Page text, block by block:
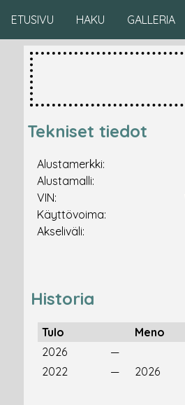
ETUSIVU HAKU GALLERIA
Tekniset tiedot
Alustamerkki:
Alustamalli:
VIN:
Käyttövoima:
Akseliväli:
Historia
Tulo Meno
2026
—
2022
— 2026